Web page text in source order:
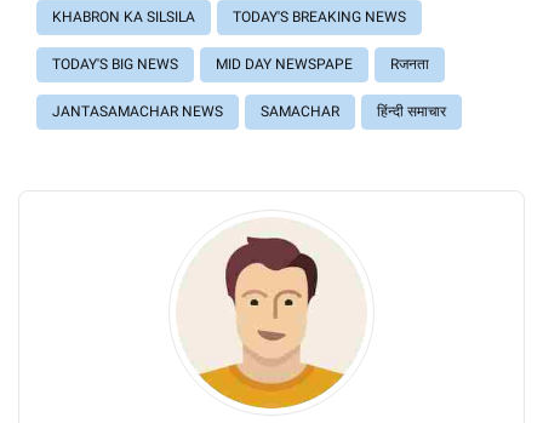
KHABRON KA SILSILA TODAY'S BREAKING NEWS
TODAY'S BIG NEWS MID DAY NEWSPAPE Rजनता
JANTASAMACHAR NEWS SAMACHAR हिंन्दी समाचार